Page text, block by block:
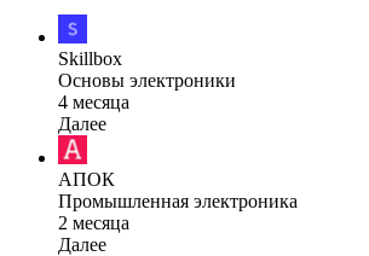
Skillbox
Основы электроники
4 месяца
Далее
АПОК
Промышленная электроника
2 месяца
Далее